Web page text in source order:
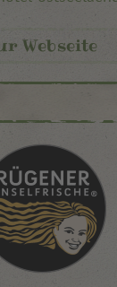
Webseite